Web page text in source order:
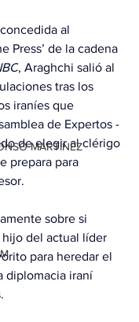
MARTÍNEZ
al
Press’ de la cadena
, Araghchi salió al
tras los
iraníes que
de Expertos -
de elegir al clérigo
prepara para
.
sobre si
del actual líder
para heredar el
diplomacia iraní